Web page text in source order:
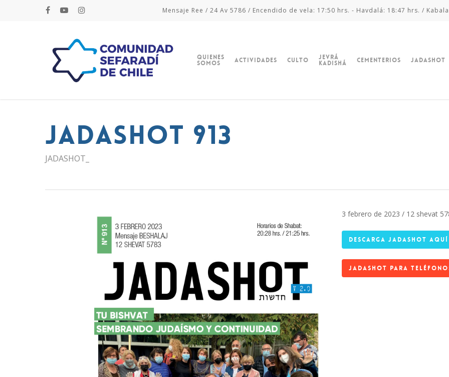
Mensaje Ree / 24 Av 5786 / Encendido de vela: 17:50 hrs. - Havdalá: 18:47 hrs. /
Hit enter to search or ESC to close
Quienes
Somos Actividades Culto Jevrá
Kadishá Cementerios Jadashot
JADASHOT 913
JADASHOT_
3 febrero de 2023 / 12 shevat
DESCARGA JADASHOT AQUÍ
JADASHOT PARA